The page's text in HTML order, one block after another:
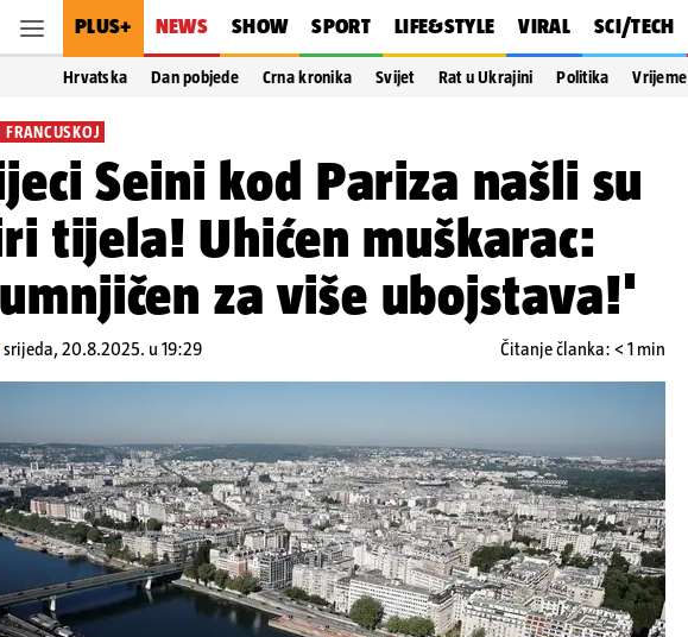
PLUS+ NEWS SHOW SPORT LIFE&STYLE VIRAL SCI/TECH
Hrvatska Dan pobjede Crna kronika Svijet Rat u Ukrajini Politika Vrijeme
Seini kod Pariza našli su
tijela! Uhićen muškarac:
za više ubojstava!'
srijeda, 20.8.2025. u 19:29 Čitanje članka: < 1 min